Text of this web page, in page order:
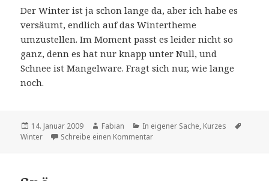
Der Winter ist ja schon lange da, aber ich habe es
versäumt, endlich auf das Wintertheme
umzustellen. Im Moment passt es leider nicht so
ganz, denn es hat nur knapp unter Null, und
Schnee ist Mangelware. Fragt sich nur, wie lange
noch.
Veröffentlicht
am
14. Januar 2009 Autor
Fabian Kategorien
In eigener Sache, Kurzes
Winter
Schreibe einen Kommentarzu Ganz vergessen